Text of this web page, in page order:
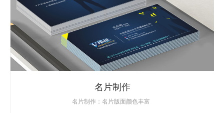
名片制作
名片制作：名片版面颜色丰富